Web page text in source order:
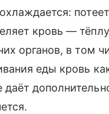
кровь —
органов, в том
еды кровь